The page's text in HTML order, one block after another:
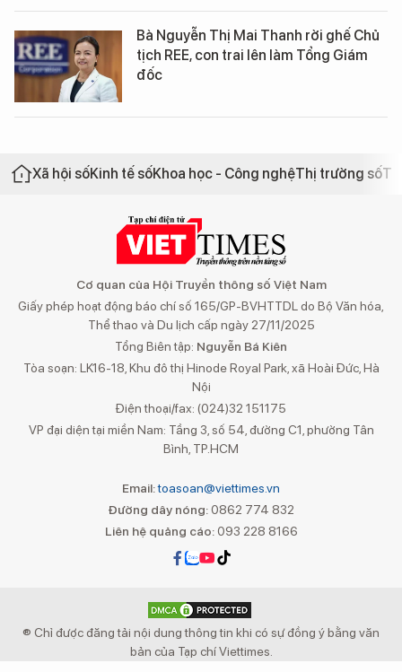
Bà Nguyễn Thị Mai Thanh rời ghế Chủ
tịch REE, con trai lên làm Tổng Giám
đốc
Xã hội sốKinh tế sốKhoa học - Công nghệThị trường số
Cơ quan của Hội Truyền thông số Việt Nam
Giấy phép hoạt động báo chí số 165/GP-BVHTTDL do Bộ Văn hóa,
Thể thao và Du lịch cấp ngày 27/11/2025
Tổng Biên tập: Nguyễn Bá Kiên
Tòa soạn: LK16-18, Khu đô thị Hinode Royal Park, xã Hoài Đức, Hà
Nội
Điện thoại/fax: (024)32 151175
VP đại diện tại miền Nam: Tầng 3, số 54, đường C1, phường Tân
Bình, TP.HCM
Email:toasoan@viettimes.vn
Đường dây nóng: 0862 774 832
Liên hệ quảng cáo:093 228 8166
® Chỉ được đăng tải nội dung thông tin khi có sự đồng ý bằng văn
bản của Tạp chí Viettimes.